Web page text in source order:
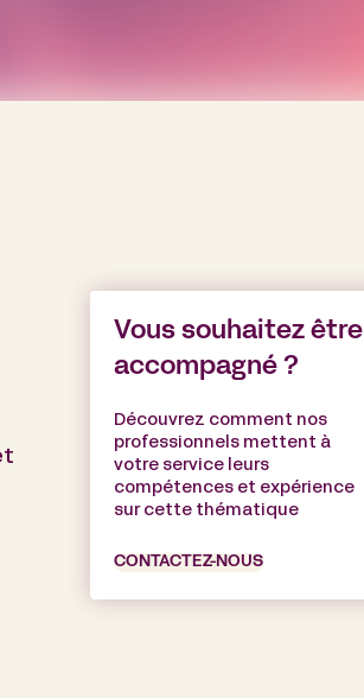
Vous souhaitez être
accompagné ?
Découvrez comment nos
professionnels mettent à
votre service leurs
compétences et expérience
sur cette thématique
CONTACTEZ-NOUS